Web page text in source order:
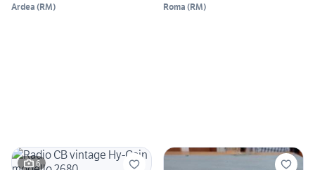
Ardea (RM) Roma (RM)
6